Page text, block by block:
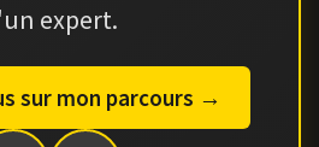
expert.
sur mon parcours →